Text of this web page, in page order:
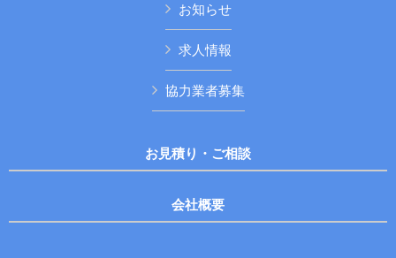
お知らせ
求人情報
協力業者募集
お見積り・ご相談
会社概要